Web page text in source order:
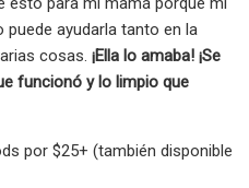
puede ayudarla tanto en la
cosas. ¡Ella lo amaba! ¡Se
funcionó y lo limpio que
por $25+ (también disponible